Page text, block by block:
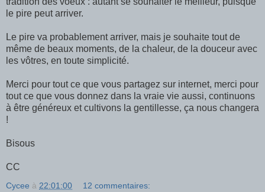
le pire peut arriver.
Le pire va probablement arriver, mais je souhaite tout de
même de beaux moments, de la chaleur, de la douceur avec
les vôtres, en toute simplicité.
Merci pour tout ce que vous partagez sur internet, merci pour
tout ce que vous donnez dans la vraie vie aussi, continuons
à être généreux et cultivons la gentillesse, ça nous changera
!
Bisous
CC
Cycee à 22:01:00 12 commentaires: